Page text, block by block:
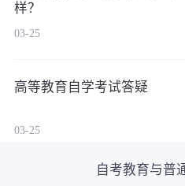
样？
03-25
高等教育自学考试答疑
03-25
自考教育与普